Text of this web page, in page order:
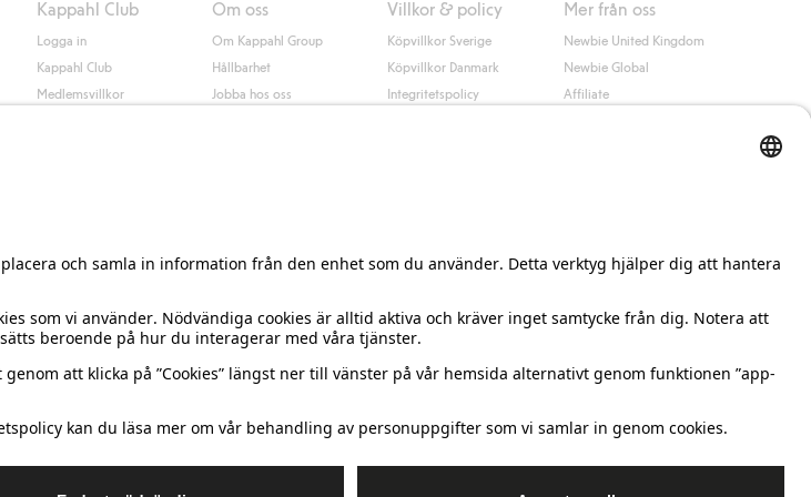
Kappahl Club
Logga in
Kappahl Club
Medlemsvillkor
Om oss
Om Kappahl Group
Hållbarhet
Jobba hos oss
Villkor & policy
Köpvillkor Sverige
Köpvillkor Danmark
Integritetspolicy
Mer från oss
Newbie United Kingdom
Newbie Global
Affiliate